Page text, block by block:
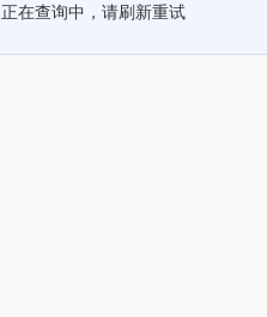
正在查询中，请刷新重试